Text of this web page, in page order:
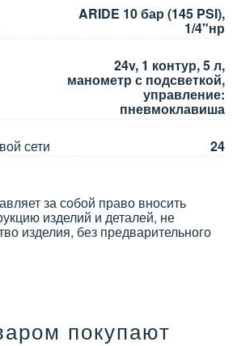
ARIDE 10 бар (145 PSI),
1/4"нр
24v, 1 контур, 5 л,
манометр с подсветкой,
управление:
пневмоклавиша
сети
24
за собой право вносить
изделий и деталей, не
изделия, без предварительного
покупают